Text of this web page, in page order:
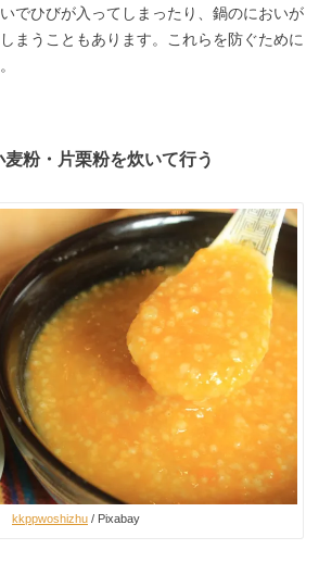
でひびが入ってしまったり、鍋のにおいが
まうこともあります。これらを防ぐために
麦粉・片栗粉を炊いて行う
kkppwoshizhu / Pixabay